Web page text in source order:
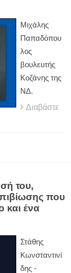
Μιχάλης
Παπαδόπου
λος
βουλευτής
Κοζάνης της
ΝΔ.
Διαβάστε
του,
που
και ένα
Στάθης
Κωνσταντινί
δης -